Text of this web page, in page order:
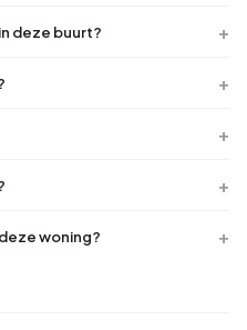
deze buurt?
woning?